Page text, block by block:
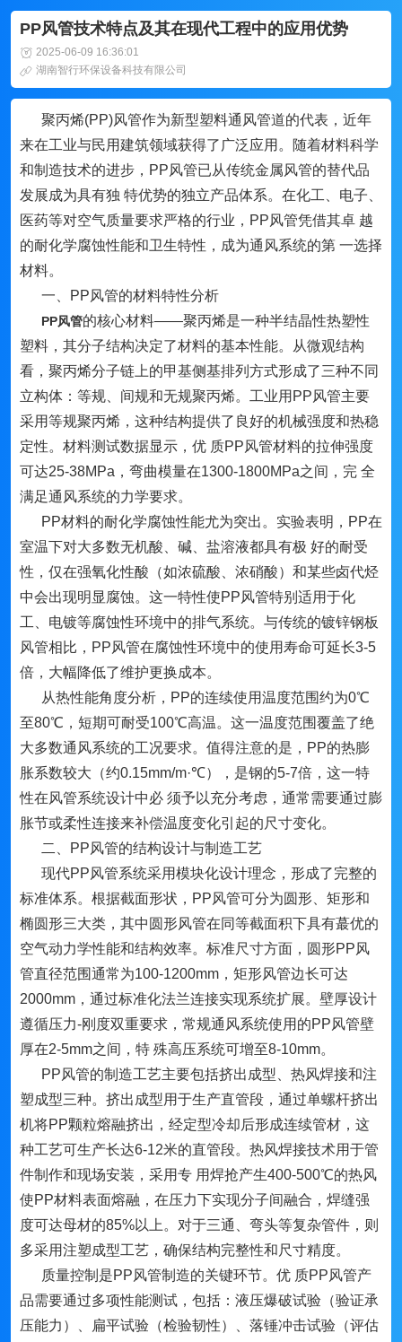
PP风管技术特点及其在现代工程中的应用优势
2025-06-09 16:36:01
湖南智行环保设备科技有限公司
聚丙烯(PP)风管作为新型塑料通风管道的代表，近年
来在工业与民用建筑领域获得了广泛应用。随着材料科学
和制造技术的进步，PP风管已从传统金属风管的替代品
发展成为具有独 特优势的独立产品体系。在化工、电子、
医药等对空气质量要求严格的行业，PP风管凭借其卓 越
的耐化学腐蚀性能和卫生特性，成为通风系统的第 一选择
材料。
一、PP风管的材料特性分析
PP风管的核心材料——聚丙烯是一种半结晶性热塑性
塑料，其分子结构决定了材料的基本性能。从微观结构
看，聚丙烯分子链上的甲基侧基排列方式形成了三种不同
立构体：等规、间规和无规聚丙烯。工业用PP风管主要
采用等规聚丙烯，这种结构提供了良好的机械强度和热稳
定性。材料测试数据显示，优 质PP风管材料的拉伸强度
可达25-38MPa，弯曲模量在1300-1800MPa之间，完 全
满足通风系统的力学要求。
PP材料的耐化学腐蚀性能尤为突出。实验表明，PP在
室温下对大多数无机酸、碱、盐溶液都具有极 好的耐受
性，仅在强氧化性酸（如浓硫酸、浓硝酸）和某些卤代烃
中会出现明显腐蚀。这一特性使PP风管特别适用于化
工、电镀等腐蚀性环境中的排气系统。与传统的镀锌钢板
风管相比，PP风管在腐蚀性环境中的使用寿命可延长3-5
倍，大幅降低了维护更换成本。
从热性能角度分析，PP的连续使用温度范围约为0℃
至80℃，短期可耐受100℃高温。这一温度范围覆盖了绝
大多数通风系统的工况要求。值得注意的是，PP的热膨
胀系数较大（约0.15mm/m·℃），是钢的5-7倍，这一特
性在风管系统设计中必 须予以充分考虑，通常需要通过膨
胀节或柔性连接来补偿温度变化引起的尺寸变化。
二、PP风管的结构设计与制造工艺
现代PP风管系统采用模块化设计理念，形成了完整的
标准体系。根据截面形状，PP风管可分为圆形、矩形和
椭圆形三大类，其中圆形风管在同等截面积下具有蕞优的
空气动力学性能和结构效率。标准尺寸方面，圆形PP风
管直径范围通常为100-1200mm，矩形风管边长可达
2000mm，通过标准化法兰连接实现系统扩展。壁厚设计
遵循压力-刚度双重要求，常规通风系统使用的PP风管壁
厚在2-5mm之间，特 殊高压系统可增至8-10mm。
PP风管的制造工艺主要包括挤出成型、热风焊接和注
塑成型三种。挤出成型用于生产直管段，通过单螺杆挤出
机将PP颗粒熔融挤出，经定型冷却后形成连续管材，这
种工艺可生产长达6-12米的直管段。热风焊接技术用于管
件制作和现场安装，采用专 用焊抢产生400-500℃的热风
使PP材料表面熔融，在压力下实现分子间融合，焊缝强
度可达母材的85%以上。对于三通、弯头等复杂管件，则
多采用注塑成型工艺，确保结构完整性和尺寸精度。
质量控制是PP风管制造的关键环节。优 质PP风管产
品需要通过多项性能测试，包括：液压爆破试验（验证承
压能力）、扁平试验（检验韧性）、落锤冲击试验（评估